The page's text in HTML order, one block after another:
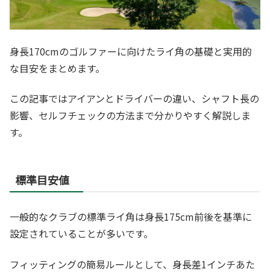
身長170cmのゴルファーに向けたライ角の基礎と実用的
な目安をまとめます。
この記事ではアイアンとドライバーの違い、シャフト長の
影響、セルフチェックの方法まで分かりやすく解説しま
す。
標準目安値
一般的なクラブの標準ライ角は身長175cm前後を基準に
設定されていることが多いです。
フィッティングの簡易ルールとして、身長差1インチあた